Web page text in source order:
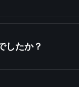
したか？